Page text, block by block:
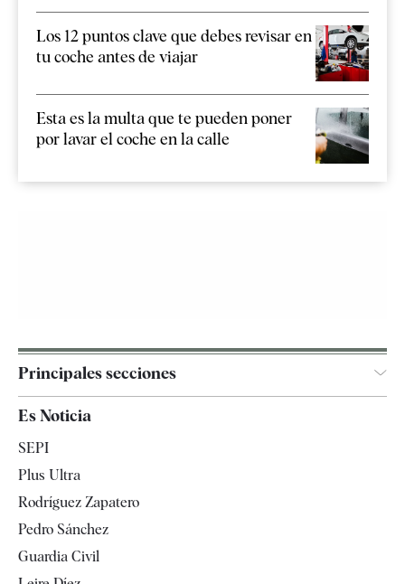
Los 12 puntos clave que debes revisar en
tu coche antes de viajar
Esta es la multa que te pueden poner
por lavar el coche en la calle
Principales secciones
Televisión
Es Noticia
SEPI
Plus Ultra
Rodríguez Zapatero
Pedro Sánchez
Guardia Civil